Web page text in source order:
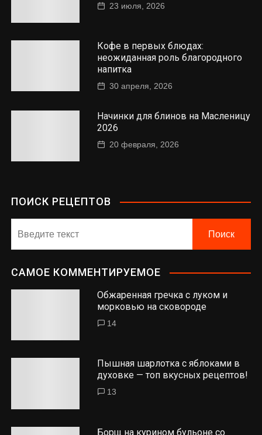
23 июля, 2026
Кофе в первых блюдах:
неожиданная роль благородного
напитка
30 апреля, 2026
Начинки для блинов на Масленицу
2026
20 февраля, 2026
ПОИСК РЕЦЕПТОВ
САМОЕ КОММЕНТИРУЕМОЕ
Обжаренная гречка с луком и
морковью на сковороде
14
Пышная шарлотка с яблоками в
духовке — топ вкусных рецептов!
13
Борщ на курином бульоне со